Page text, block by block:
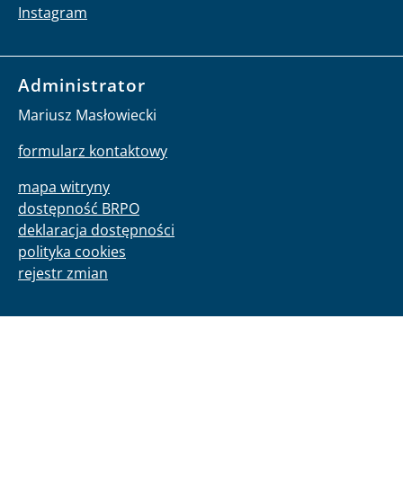
Instagram
Administrator
Mariusz Masłowiecki
formularz kontaktowy
mapa witryny
dostępność BRPO
deklaracja dostępności
polityka cookies
rejestr zmian